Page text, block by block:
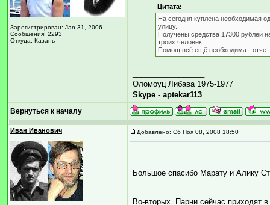
Зарегистрирован: Jan 31, 2006
Сообщения: 2293
Откуда: Казань
Цитата:
На сегодня куплена необходимая
улицу.
Получены средства 17300 рублей
троих человек.
Помощ всё ещё необходима - отчет
Оломоуц Либава 1975-1977
Skype - aptekar113
Вернуться к началу
Иван Иванович Добавлено: Сб Ноя 08, 2008 18:50
Большое спасибо Марату и Алику
Во-вторых. Парни сейчас приходят